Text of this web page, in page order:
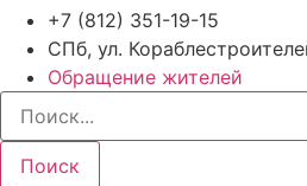
+7 (812) 351-19-15
СПб, ул.
Обращение жителей
Поиск